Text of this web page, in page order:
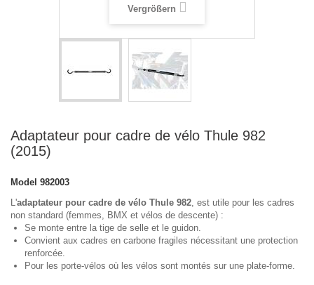
Vergrößern
Adaptateur pour cadre de vélo Thule 982
(2015)
Model 982003
L'adaptateur pour cadre de vélo Thule 982, est utile pour les cadres
non standard (femmes, BMX et vélos de descente) :
Se monte entre la tige de selle et le guidon.
Convient aux cadres en carbone fragiles nécessitant une protection
renforcée.
Pour les porte-vélos où les vélos sont montés sur une plate-forme.